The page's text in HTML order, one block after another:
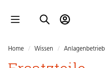
Home / Wissen / Anlagenbetrieb